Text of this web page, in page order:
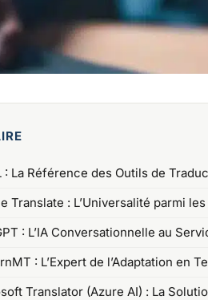
: La Référence des Outils de
Translate : L’Universalité parmi
: L’IA Conversationnelle au
: L’Expert de l’Adaptation en
Translator (Azure AI) : La